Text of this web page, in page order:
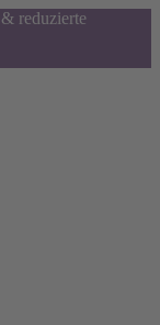
reduzierte